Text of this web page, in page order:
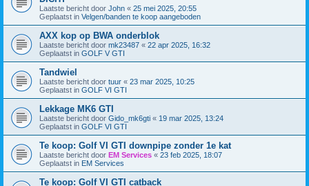
Laatste bericht door John « 25 mei 2025, 20:55
Geplaatst in Velgen/banden te koop aangeboden
AXX kop op BWA onderblok
Laatste bericht door mk23487 « 22 apr 2025, 16:32
Geplaatst in GOLF V GTI
Tandwiel
Laatste bericht door tuur « 23 mar 2025, 10:25
Geplaatst in GOLF VI GTI
Lekkage MK6 GTI
Laatste bericht door Gido_mk6gti « 19 mar 2025, 13:24
Geplaatst in GOLF VI GTI
Te koop: Golf VI GTI downpipe zonder 1e kat
Laatste bericht door EM Services « 23 feb 2025, 18:07
Geplaatst in EM Services
Te koop: Golf VI GTI catback